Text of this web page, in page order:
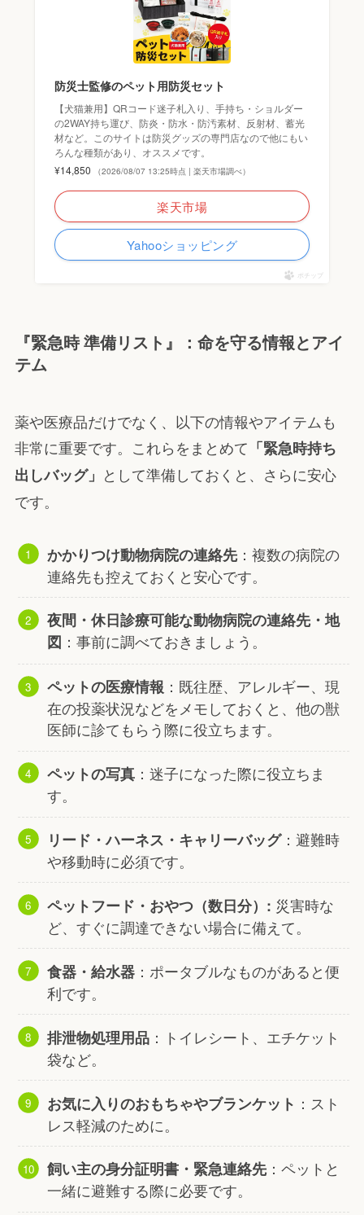
防災士監修のペット用防災セット
【犬猫兼用】QRコード迷子札入り、手持ち・ショルダー
の2WAY持ち運び、防炎・防水・防汚素材、反射材、蓄光
材など。このサイトは防災グッズの専門店なので他にもい
ろんな種類があり、オススメです。
¥14,850
（2026/08/07 13:25時点 | 楽天市場調べ）
楽天市場
Yahooショッピング
ポチップ
『緊急時 準備リスト』：命を守る情報とアイ
テム
薬や医療品だけでなく、以下の情報やアイテムも
非常に重要です。これらをまとめて 「緊急時持ち
出しバッグ」 として準備しておくと、さらに安心
です。
かかりつけ動物病院の連絡先：複数の病院の
連絡先も控えておくと安心です。
夜間・休日診療可能な動物病院の連絡先・地
図 ：事前に調べておきましょう。
ペットの医療情報 ：既往歴、アレルギー、現
在の投薬状況などをメモしておくと、他の獣
医師に診てもらう際に役立ちます。
ペットの写真 ：迷子になった際に役立ちま
す。
リード・ハーネス・キャリーバッグ：避難時
や移動時に必須です。
ペットフード・おやつ（数日分）: 災害時な
ど、すぐに調達できない場合に備えて。
食器・給水器 ：ポータブルなものがあると便
利です。
排泄物処理用品 ：トイレシート、エチケット
袋など。
お気に入りのおもちゃやブランケット ：スト
レス軽減のために。
飼い主の身分証明書・緊急連絡先：ペットと
一緒に避難する際に必要です。